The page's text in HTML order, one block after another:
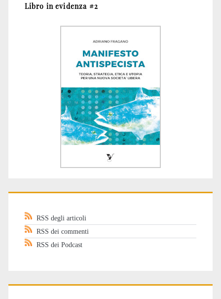
Libro in evidenza #2
RSS degli articoli
RSS dei commenti
RSS dei Podcast